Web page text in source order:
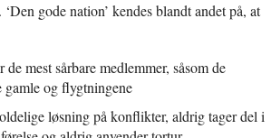
gode nation’ kendes blandt andet på, at
mest sårbare medlemmer, såsom de
gamle og flygtningene
løsning på konflikter, aldrig tager del i